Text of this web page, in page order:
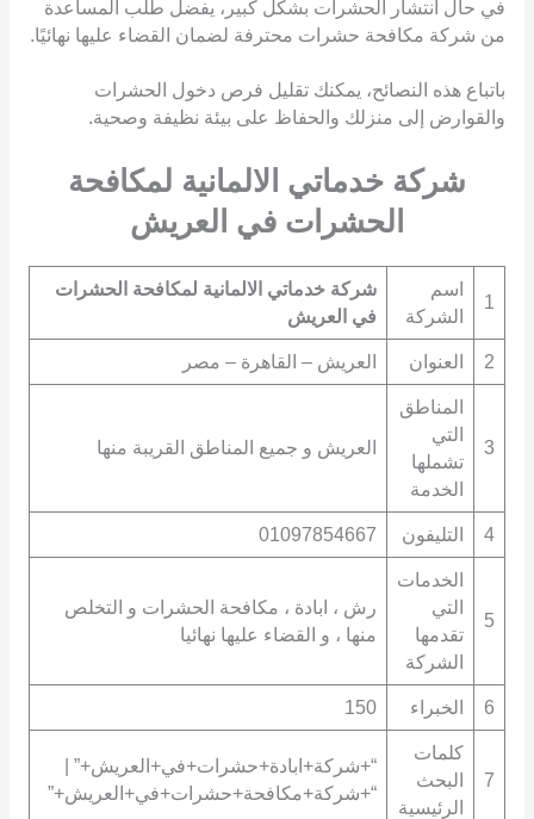
في حال انتشار الحشرات بشكل كبير، يفضل طلب المساعدة
من شركة مكافحة حشرات محترفة لضمان القضاء عليها نهائيًا.
باتباع هذه النصائح، يمكنك تقليل فرص دخول الحشرات
والقوارض إلى منزلك والحفاظ على بيئة نظيفة وصحية.
شركة خدماتي الالمانية لمكافحة
الحشرات في العريش
1
اسم
الشركة
شركة خدماتي الالمانية لمكافحة الحشرات
في العريش
2 العنوان العريش – القاهرة – مصر
3
المناطق
التي
تشملها
الخدمة
العريش و جميع المناطق القريبة منها
4 التليفون 01097854667
5
الخدمات
التي
تقدمها
الشركة
رش ، ابادة ، مكافحة الحشرات و التخلص
منها ، و القضاء عليها نهائيا
6 الخبراء 150
7
كلمات
البحث
الرئيسية
“+شركة+ابادة+حشرات+في+العريش+” |
“+شركة+مكافحة+حشرات+في+العريش+”